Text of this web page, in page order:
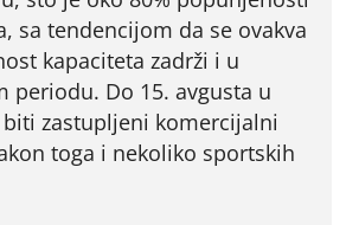
sa tendencijom da se ovakva
kapaciteta zadrži i u
periodu. Do 15. avgusta u
zastupljeni komercijalni
toga i nekoliko sportskih